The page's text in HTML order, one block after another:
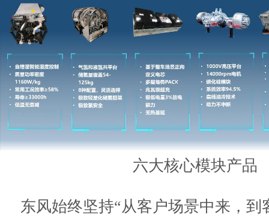
六大核心模块产品
东风始终坚持“从客户场景中来，到